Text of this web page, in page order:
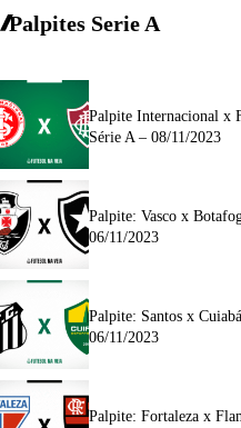
Palpites Serie A
Palpite Internacional x
Série A – 08/11/2023
Palpite: Vasco x
06/11/2023
Palpite: Santos x
06/11/2023
Palpite: Fortaleza x